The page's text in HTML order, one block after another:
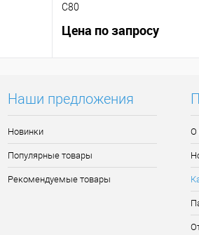
C80
Цена по запросу
Наши предложения
Новинки
Популярные товары
Рекомендуемые товары
О